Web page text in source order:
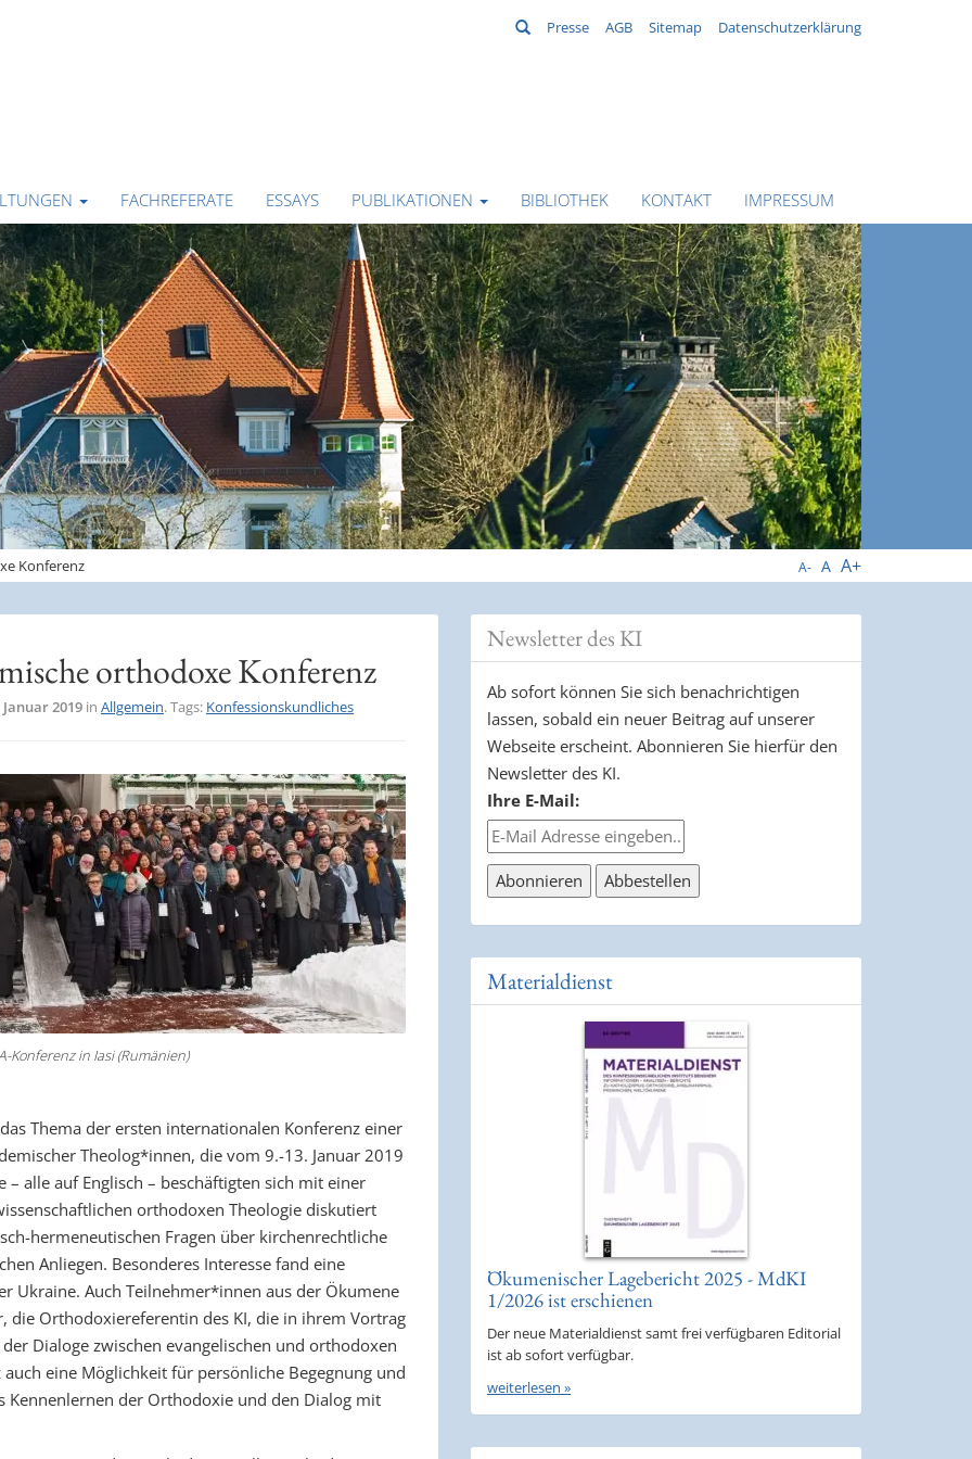
Suchen
Presse AGB Sitemap Datenschutzerklärung
FACHREFERATE ESSAYS PUBLIKATIONEN BIBLIOTHEK KONTAKT IMPRESSUM
Konferenz A- A A+
orthodoxe Konferenz
Januar 2019 in Allgemein. Tags: Konfessionskundliches
in Iasi (Rumänien)
Thema der ersten internationalen Konferenz einer
Theolog*innen, die vom 9.-13. Januar 2019
alle auf Englisch – beschäftigten sich mit einer
orthodoxen Theologie diskutiert
hermeneutischen Fragen über kirchenrechtliche
Anliegen. Besonderes Interesse fand eine
Ukraine. Auch Teilnehmer*innen aus der Ökumene
die Orthodoxiereferentin des KI, die in ihrem Vortrag
Dialoge zwischen evangelischen und orthodoxen
eine Möglichkeit für persönliche Begegnung und
Kennenlernen der Orthodoxie und den Dialog mit
Newsletter des KI
Ab sofort können Sie sich benachrichtigen
lassen, sobald ein neuer Beitrag auf unserer
Webseite erscheint. Abonnieren Sie hierfür den
Newsletter des KI.
Ihre E-Mail:
Materialdienst
Ökumenischer Lagebericht 2025 - MdKI
1/2026 ist erschienen
Der neue Materialdienst samt frei verfügbaren Editorial
ist ab sofort verfügbar.
weiterlesen »